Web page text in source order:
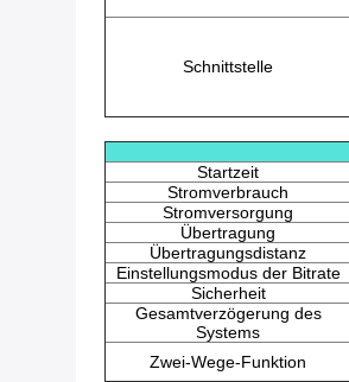
Schnittstelle
Startzeit
Stromverbrauch
Stromversorgung
Übertragung
Übertragungsdistanz
Einstellungsmodus der Bitrate
Sicherheit
Gesamtverzögerung des
Systems
Zwei-Wege-Funktion